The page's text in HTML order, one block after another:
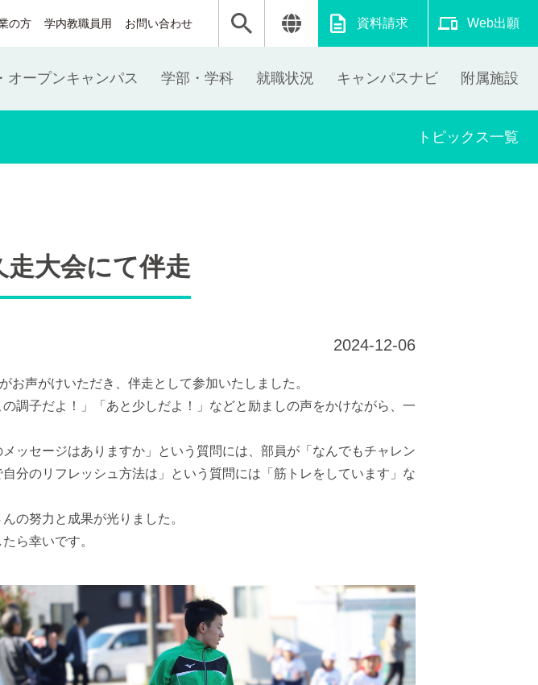
の方 学内教職員用 お問い合わせ 資料請求 Web出願
オープンキャンパス 学部・学科 就職状況 キャンパスナビ 附属施設
トピックス一覧
走大会にて伴走
2024-12-06
声がけいただき、伴走として参加いたしました。
調子だよ！」「あと少しだよ！」などと励ましの声をかけながら、一
ッセージはありますか」という質問には、部員が「なんでもチャレン
分のリフレッシュ方法は」という質問には「筋トレをしています」な
の努力と成果が光りました。
ら幸いです。